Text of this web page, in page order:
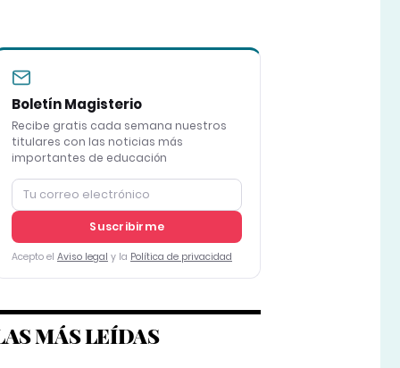
Boletín Magisterio
Recibe gratis cada semana nuestros
titulares con las noticias más
importantes de educación
Suscribirme
Acepto el Aviso legal y la Política de privacidad
MÁS LEÍDAS